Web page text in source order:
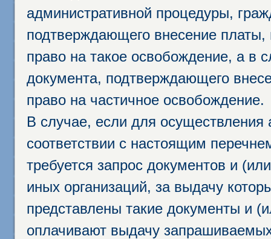
административной процедуры,
подтверждающего внесение
право на такое освобождение, а в
документа, подтверждающего
право на частичное освобождение.
В случае, если для осуществления
соответствии с настоящим
требуется запрос документов и
иных организаций, за выдачу
представлены такие документы и
оплачивают выдачу